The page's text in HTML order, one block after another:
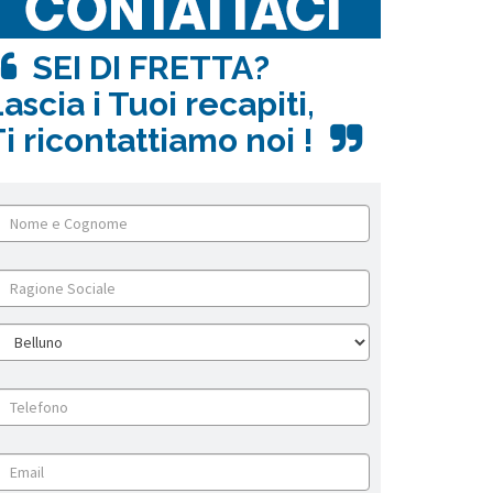
SEI DI FRETTA?
i Tuoi recapiti,
ricontattiamo noi !